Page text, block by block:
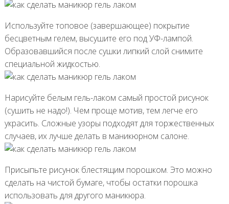
Используйте топовое (завершающее) покрытие
бесцветным гелем, высушите его под УФ-лампой.
Образовавшийся после сушки липкий слой снимите
специальной жидкостью.
Нарисуйте белым гель-лаком самый простой рисунок
(сушить не надо!). Чем проще мотив, тем легче его
украсить. Сложные узоры подходят для торжественных
случаев, их лучше делать в маникюрном салоне.
Присыпьте рисунок блестящим порошком. Это можно
сделать на чистой бумаге, чтобы остатки порошка
использовать для другого маникюра.